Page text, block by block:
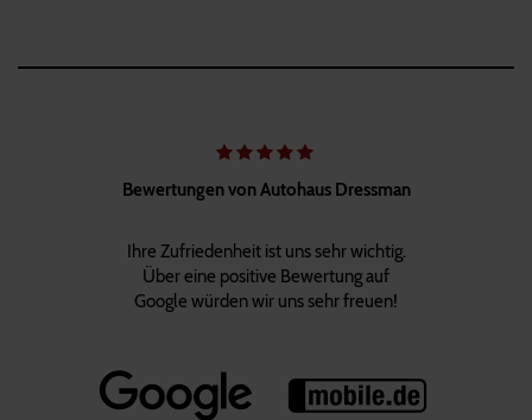
Bewertungen von Autohaus Dressman
Ihre Zufriedenheit ist uns sehr wichtig.
Über eine positive Bewertung auf
Google würden wir uns sehr freuen!